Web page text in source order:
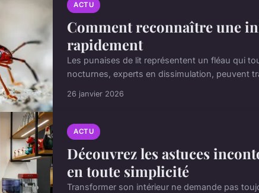
ACTU
Comment reconnaître une
rapidement
Les punaises de lit représentent un fléau qui
nocturnes, experts en dissimulation, peuvent
26 janvier 2026
ACTU
Découvrez les astuces
en toute simplicité
Transformer son intérieur ne demande pas